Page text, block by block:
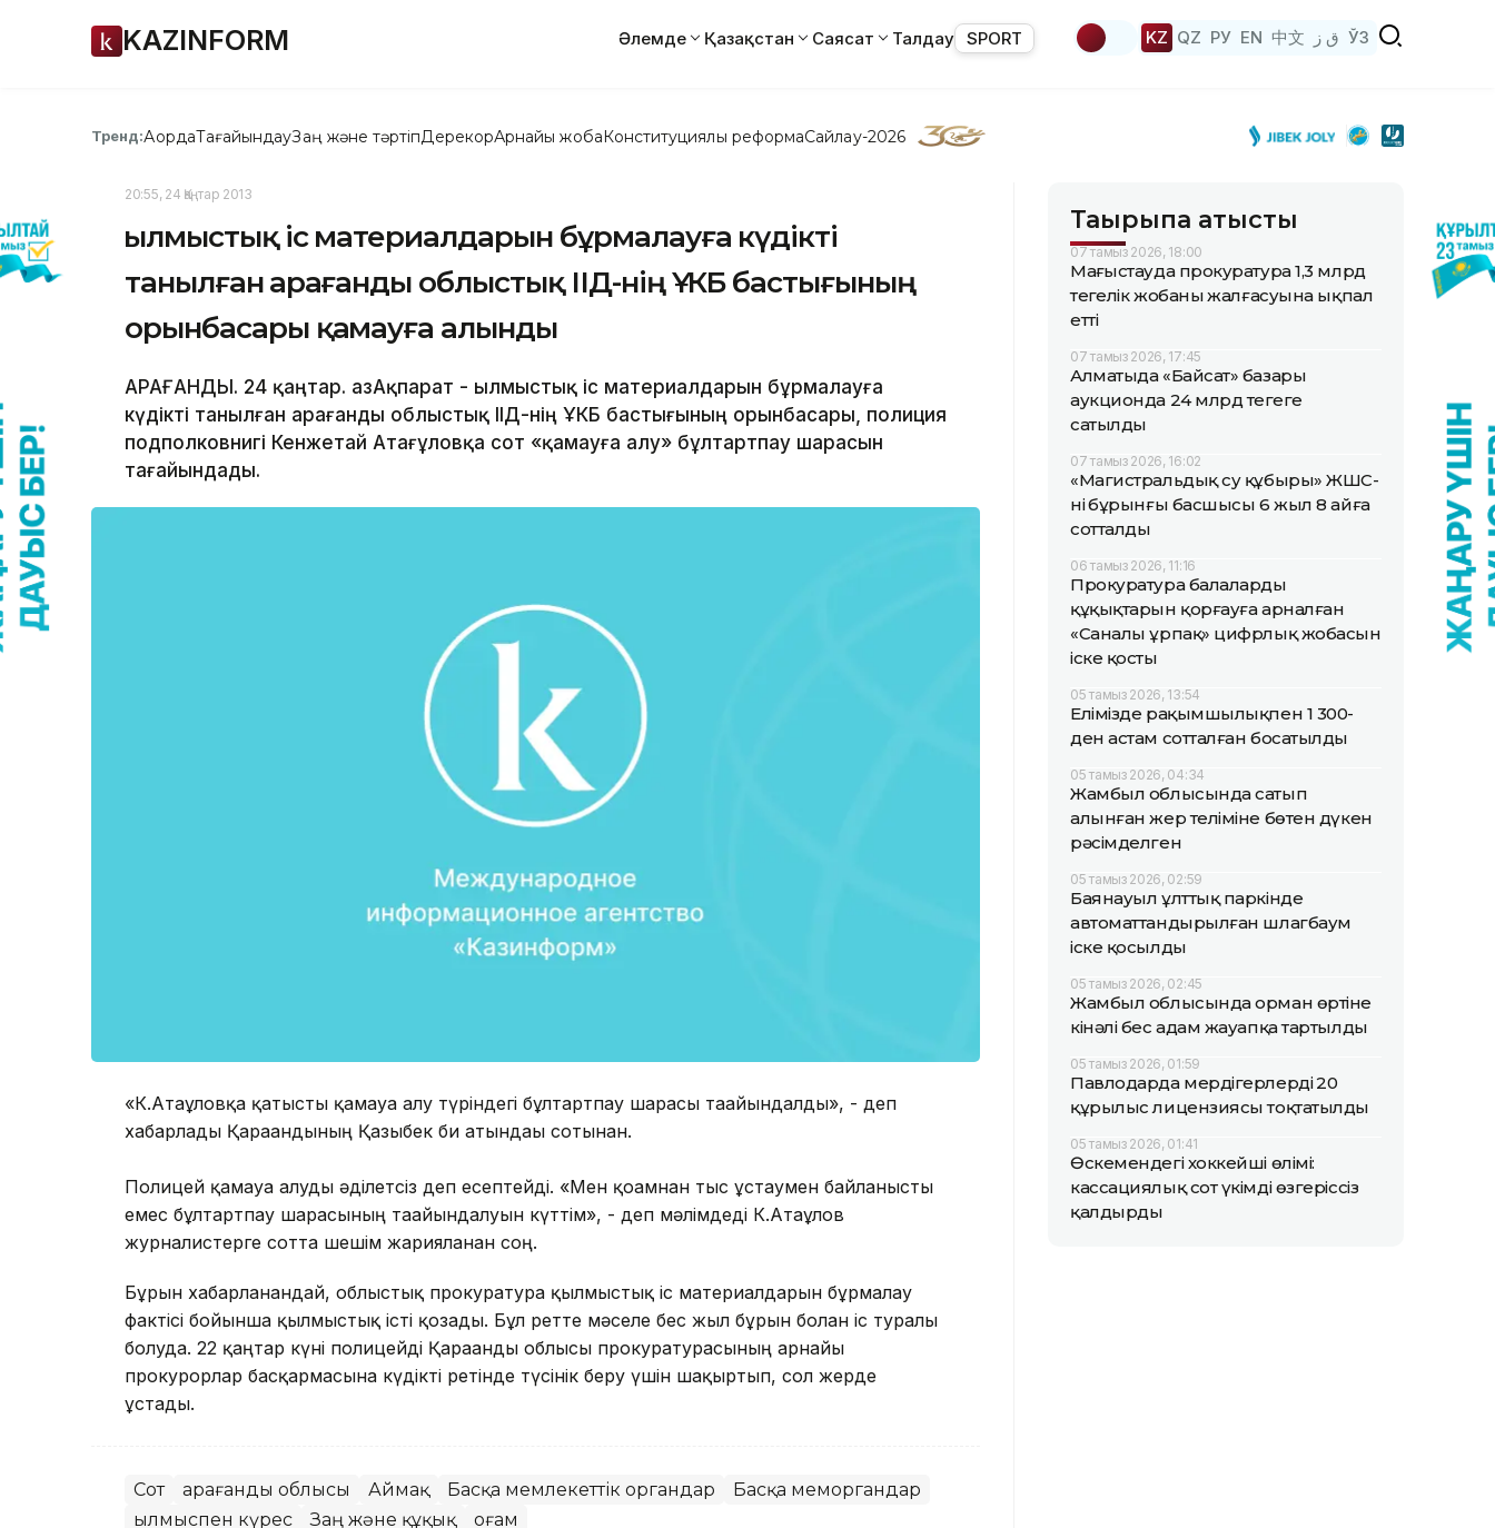
KAZINFORM Әлемде Қазақстан Саясат Талдау SPORT KZ QZ РУ EN 中文 ق ز ЎЗ
Тренд:АқордаТағайындауЗаң және тәртіпДерекқорАрнайы жобаКонституциялық реформаСайлау-2026
20:55, 24 Қаңтар 2013
Қылмыстық іс материалдарын бұрмалауға күдікті
танылған Қарағанды облыстық ІІД-нің ҰҚҚКБ бастығының
орынбасары қамауға алынды
ҚАРАҒАНДЫ. 24 қаңтар. ҚазАқпарат - Қылмыстық іс материалдарын бұрмалауға
күдікті танылған Қарағанды облыстық ІІД-нің ҰҚҚКБ бастығының орынбасары, полиция
подполковнигі Кенжетай Атағұловқа сот «қамауға алу» бұлтартпау шарасын
тағайындады.
«К.Атағұловқа қатысты қамауға алу түріндегі бұлтартпау шарасы тағайындалды», - деп
хабарлады Қарағандының Қазыбек би атындағы сотынан.
Полицей қамауға алуды әділетсіз деп есептейді. «Мен қоғамнан тыс ұстаумен байланысты
емес бұлтартпау шарасының тағайындалуын күттім», - деп мәлімдеді К.Атағұлов
журналистерге сотта шешім жарияланған соң.
Бұрын хабарланғандай, облыстық прокуратура қылмыстық іс материалдарын бұрмалау
фактісі бойынша қылмыстық істі қозғады. Бұл ретте мәселе бес жыл бұрын болған іс туралы
болуда. 22 қаңтар күні полицейді Қарағанды облысы прокуратурасының арнайы
прокурорлар басқармасына күдікті ретінде түсінік беру үшін шақыртып, сол жерде
ұстады.
Сот Қарағанды облысы Аймақ Басқа мемлекеттік органдар
Басқа меморгандар
Қылмыспен күрес
Заң және құқық Қоғам
Тақырыпқа қатысты
07 тамыз 2026, 18:00
Маңғыстауда прокуратура 1,3 млрд
теңгелік жобаның жалғасуына ықпал
етті
07 тамыз 2026, 17:45
Алматыда «Байсат» базары
аукционда 24 млрд теңгеге
сатылды
07 тамыз 2026, 16:02
«Магистральдық су құбыры» ЖШС-
нің бұрынғы басшысы 6 жыл 8 айға
сотталды
06 тамыз 2026, 11:16
Прокуратура балалардың
құқықтарын қорғауға арналған
«Саналы ұрпақ» цифрлық жобасын
іске қосты
05 тамыз 2026, 13:54
Елімізде рақымшылықпен 1 300-
ден астам сотталған босатылды
05 тамыз 2026, 04:34
Жамбыл облысында сатып
алынған жер теліміне бөтен дүкен
рәсімделген
05 тамыз 2026, 02:59
Баянауыл ұлттық паркінде
автоматтандырылған шлагбаум
іске қосылды
05 тамыз 2026, 02:45
Жамбыл облысында орман өртіне
кінәлі бес адам жауапқа тартылды
05 тамыз 2026, 01:59
Павлодарда мердігерлердің 20
құрылыс лицензиясы тоқтатылды
05 тамыз 2026, 01:41
Өскемендегі хоккейші өлімі:
кассациялық сот үкімді өзгеріссіз
қалдырды